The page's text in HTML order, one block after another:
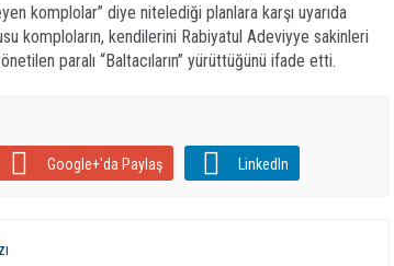
komplolar” diye nitelediği planlara karşı uyarıda
komploların, kendilerini Rabiyatul Adeviyye sakinleri
paralı “Baltacıların” yürüttüğünü ifade etti.
Google+'da Paylaş LinkedIn